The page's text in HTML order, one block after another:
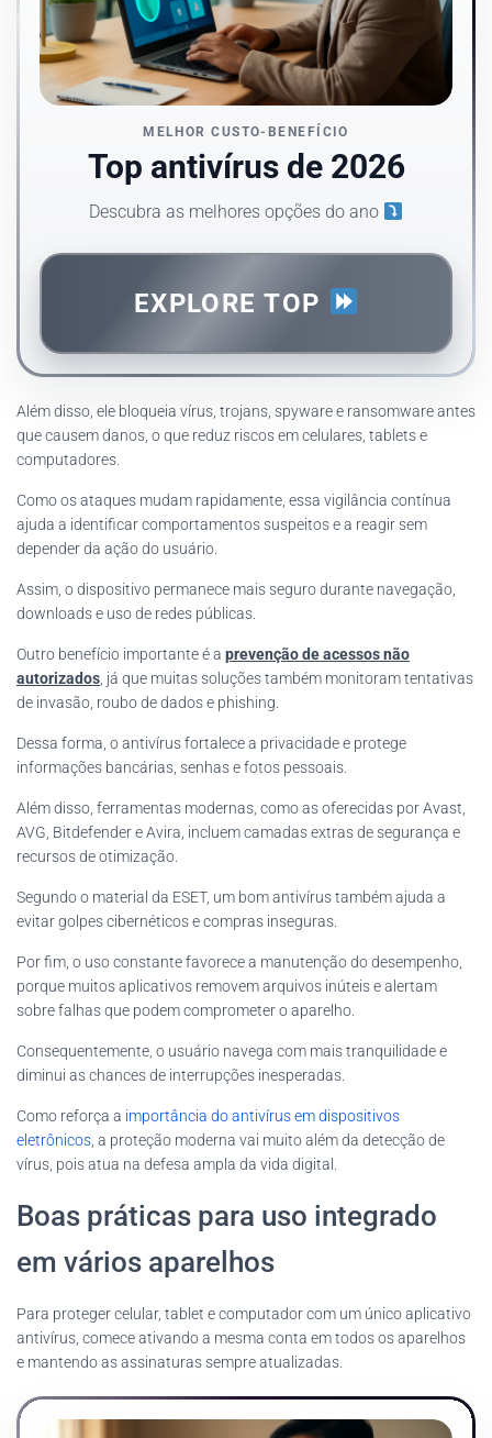
MELHOR CUSTO-BENEFÍCIO
Top antivírus de 2026
Descubra as melhores opções do ano
EXPLORE TOP
Além disso, ele bloqueia vírus, trojans, spyware e ransomware antes
que causem danos, o que reduz riscos em celulares, tablets e
computadores.
Como os ataques mudam rapidamente, essa vigilância contínua
ajuda a identificar comportamentos suspeitos e a reagir sem
depender da ação do usuário.
Assim, o dispositivo permanece mais seguro durante navegação,
downloads e uso de redes públicas.
Outro benefício importante é a prevenção de acessos não
autorizados, já que muitas soluções também monitoram tentativas
de invasão, roubo de dados e phishing.
Dessa forma, o antivírus fortalece a privacidade e protege
informações bancárias, senhas e fotos pessoais.
Além disso, ferramentas modernas, como as oferecidas por Avast,
AVG, Bitdefender e Avira, incluem camadas extras de segurança e
recursos de otimização.
Segundo o material da ESET, um bom antivírus também ajuda a
evitar golpes cibernéticos e compras inseguras.
Por fim, o uso constante favorece a manutenção do desempenho,
porque muitos aplicativos removem arquivos inúteis e alertam
sobre falhas que podem comprometer o aparelho.
Consequentemente, o usuário navega com mais tranquilidade e
diminui as chances de interrupções inesperadas.
Como reforça a importância do antivírus em dispositivos
eletrônicos, a proteção moderna vai muito além da detecção de
vírus, pois atua na defesa ampla da vida digital.
Boas práticas para uso integrado
em vários aparelhos
Para proteger celular, tablet e computador com um único aplicativo
antivírus, comece ativando a mesma conta em todos os aparelhos
e mantendo as assinaturas sempre atualizadas.